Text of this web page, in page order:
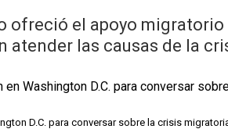
ofreció el apoyo migratorio
atender las causas de la
D.C. para conversar sobre la crisis